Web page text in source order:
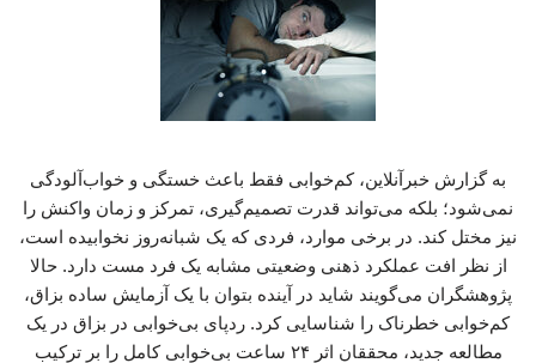
به گزارش خبرآنلاین، کم‌خوابی فقط باعث خستگی و خواب‌آلودگی
نمی‌شود؛ بلکه می‌تواند قدرت تصمیم‌گیری، تمرکز و زمان واکنش را
نیز مختل کند. در برخی موارد، فردی که یک شبانه‌روز نخوابیده است،
از نظر افت عملکرد ذهنی وضعیتی مشابه یک فرد مست دارد. حالا
پژوهشگران می‌گویند شاید در آینده بتوان با یک آزمایش ساده بزاق،
کم‌خوابی خطرناک را شناسایی کرد. ردپای بی‌خوابی در بزاق در یک
مطالعه جدید، محققان اثر ۲۴ ساعت بی‌خوابی کامل را بر ترکیب